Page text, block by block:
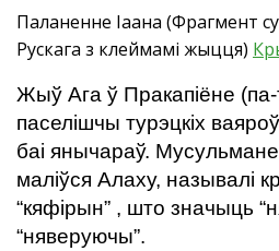
Паланенне Іаана (Фрагмент
Рускага з клеймамі жыцця)
Жыў Ага ў Пракапіёне
паселішчы турэцкіх
баі янычараў.
маліўся Алаху, называлі
“кяфірын” , што значыць
“няверуючы”.